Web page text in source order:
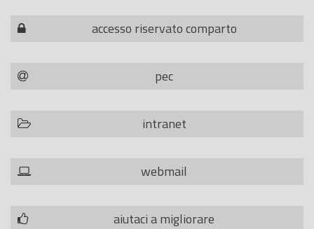
accesso riservato comparto
pec
intranet
webmail
aiutaci a migliorare